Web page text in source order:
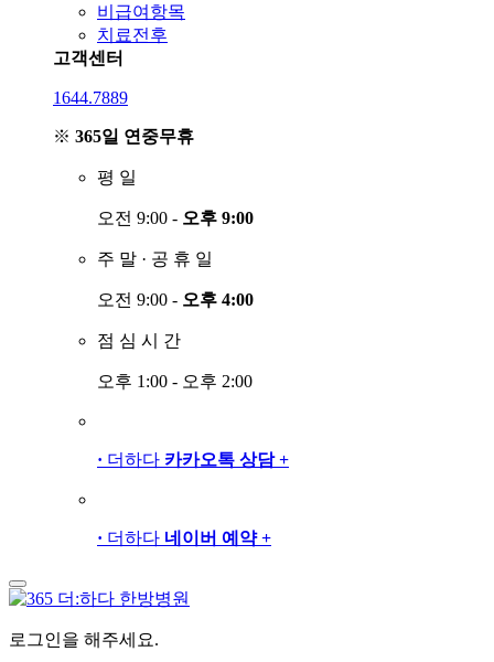
비급여항목
치료전후
고객센터
1644.7889
※ 365일 연중무휴
평 일
오전 9:00 - 오후 9:00
주 말 · 공 휴 일
오전 9:00 - 오후 4:00
점 심 시 간
오후 1:00 - 오후 2:00
· 더하다 카카오톡 상담 +
· 더하다 네이버 예약 +
로그인을 해주세요.